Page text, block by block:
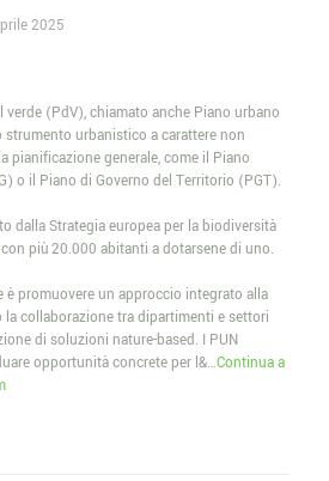
2025
(PdV), chiamato anche Piano urbano
strumento urbanistico a carattere non
pianificazione generale, come il Piano
o il Piano di Governo del Territorio (PGT).
dalla Strategia europea per la biodiversità
più 20.000 abitanti a dotarsene di uno.
è promuovere un approccio integrato alla
collaborazione tra dipartimenti e settori
di soluzioni nature-based. I PUN
opportunità concrete per l&…Continua a